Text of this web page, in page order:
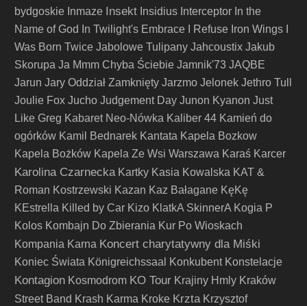
bydgoskie Inmaze Insekt Insidius Interceptor In the
Name of God
In Twilight's Embrace I Refuse Iron Wings
Was Born Twice Jabolowe Tulipany Jahcoustix Jakub
Skorupa Ja Mmm Chyba Ściebie Jamnik'73 JAQBE
Jarun Jary Oddział Zamknięty Jarzmo Jelonek Jethro Tull
Joulie Fox Jucho Judgement Day Junon Kyanon Just
Like Greg Kabaret Neo-Nówka Kaliber 44 Kamień do
ogórków Kamil Bednarek Kantata Kapela Bozkow
Kapela Bożków Kapela Ze Wsi Warszawa Karaś Karcer
Karolina Czarnecka Kartky Kasia Kowalska KAT &
Roman Kostrzewski Kazan Kaz Bałagane KęKę
KEstrella Killed by Car Kizo KlatkA SkinnerA Kogia P
Kolos Kombajn Do Zbierania Kur Po Wioskach
Kompania Karna Koncert charytatywny dla Miśki
Koniec Świata Königreichssaal Konkubent Konstelacje
Kontagion Kosmodrom KO Tour Krajiny Hmly Kraków
Street Band Krash Karma Kroke Krzta Krzysztof